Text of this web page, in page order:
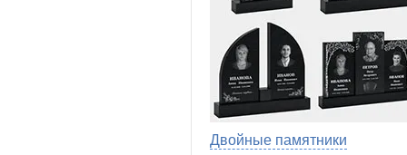
Двойные памятники